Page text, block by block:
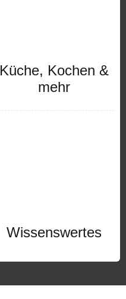
Küche, Kochen &
mehr
Wissenswertes